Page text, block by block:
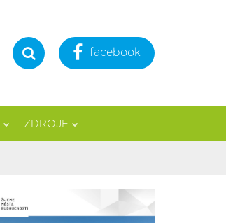
Hledat facebook
ZDROJE